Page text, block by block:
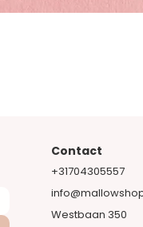
Contact
+31704305557​
Westbaan 350